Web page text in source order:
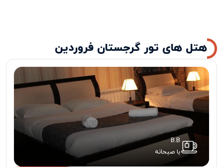
هتل های تور گرجستان فروردین
B.B
با صبحانه